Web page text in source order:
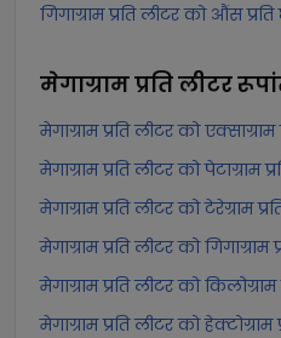
गिगाग्राम प्रति लीटर को औंस
मेगाग्राम प्रति लीटर
मेगाग्राम प्रति लीटर को
मेगाग्राम प्रति लीटर को पेटाग्राम
मेगाग्राम प्रति लीटर को टेरेग्राम
मेगाग्राम प्रति लीटर को
मेगाग्राम प्रति लीटर को
मेगाग्राम प्रति लीटर को